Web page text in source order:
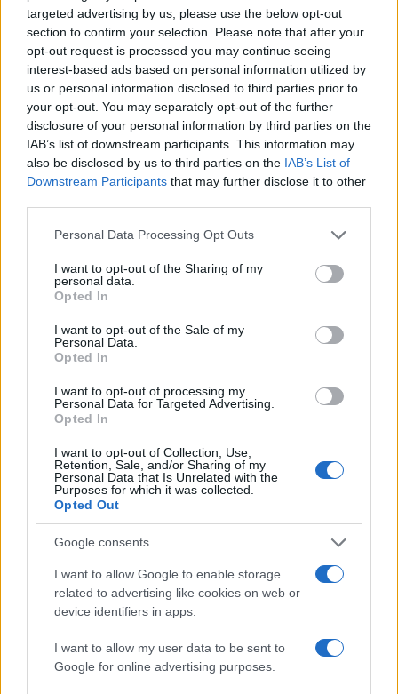
targeted advertising by us, please use the below opt-out
section to confirm your selection. Please note that after your
opt-out request is processed you may continue seeing
interest-based ads based on personal information utilized by
us or personal information disclosed to third parties prior to
your opt-out. You may separately opt-out of the further
disclosure of your personal information by third parties on the
IAB’s list of downstream participants. This information may
also be disclosed by us to third parties on the IAB’s List of
Downstream Participants that may further disclose it to other
Please note that this website/app uses one or more Google
not limited to your visit or usage behaviour. You may click to
grant or deny consent to Google and its third-party tags to
use your data for below specified purposes in below Google
consent section.
Personal Data Processing Opt Outs
I want to opt-out of the Sharing of my
personal data.
Opted In
I want to opt-out of the Sale of my
Personal Data.
Opted In
I want to opt-out of processing my
Personal Data for Targeted Advertising.
Opted In
I want to opt-out of Collection, Use,
Retention, Sale, and/or Sharing of my
Personal Data that Is Unrelated with the
Purposes for which it was collected.
Opted Out
Google consents
I want to allow Google to enable storage
related to advertising like cookies on web or
device identifiers in apps.
I want to allow my user data to be sent to
Google for online advertising purposes.
Major István, akinek a nevéhez olyan nagyszabású hazai és
nemzetközi filmek kötődnek, mint az Aurora Borealis
Szia, Életem!, aLiza, a rókatündérvagy a bemutatás előtt
állóSlingshotés aNuremberg. A rendezői feladatokat
Rohonyi Gábor (Brazilok,Szia, Életem! ) vállalata el, aki
mellett társrendezőként közreműködött Hegedűs Georgina,
Bolond Istókforgatókönyvírója. A film képi világért
Gosztola-Schenker Ábris (
Mellékhatás
Kemenesi Tünde munkáját dicsérik. ABolond Istók
zeneszerzője Csengery Dániel (Liza, a rókatündér,A
nemzet aranyai
A Nemzeti Filmintézet támogatásával elkészült film október
3-tól látható a hazai mozikban.
HEGEDŰS GEORGINA LIBER ÁGOSTON